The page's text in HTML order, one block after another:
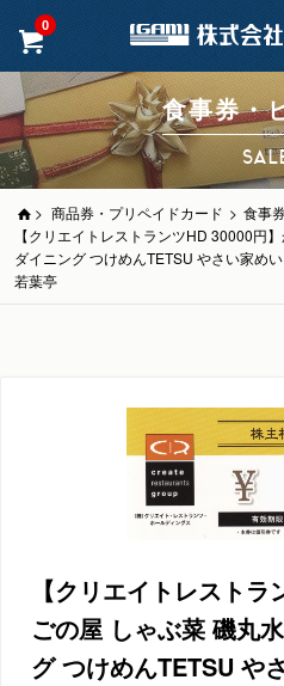
0
食事券・
> 商品券・プリペイドカード > 食事
【クリエイトレストランツHD 30000円
ダイニング つけめんTETSU やさい家め
若葉亭
【クリエイトレスト
ごの屋 しゃぶ菜 磯丸
グ つけめんTETSU や